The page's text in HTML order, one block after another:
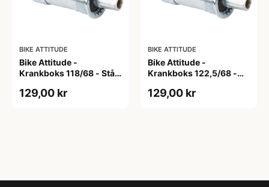
BIKE ATTITUDE
Bike Attitude -
Krankboks 118/68 - Stål
129,00 kr
BIKE ATTITUDE
Bike Attitude -
Krankboks 122,5/68 -
lejer
129,00 kr